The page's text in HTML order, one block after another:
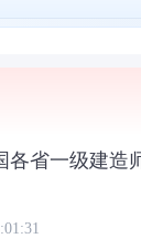
各省一级建造